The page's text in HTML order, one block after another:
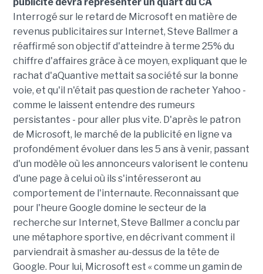
Interrogé sur le retard de Microsoft en matière de
revenus publicitaires sur Internet, Steve Ballmer a
réaffirmé son objectif d'atteindre à terme 25% du
chiffre d'affaires grâce à ce moyen, expliquant que le
rachat d'aQuantive mettait sa société sur la bonne
voie, et qu'il n'était pas question de racheter Yahoo -
comme le laissent entendre des rumeurs
persistantes - pour aller plus vite. D'après le patron
de Microsoft, le marché de la publicité en ligne va
profondément évoluer dans les 5 ans à venir, passant
d'un modèle où les annonceurs valorisent le contenu
d'une page à celui où ils s'intéresseront au
comportement de l'internaute. Reconnaissant que
pour l'heure Google domine le secteur de la
recherche sur Internet, Steve Ballmer a conclu par
une métaphore sportive, en décrivant comment il
parviendrait à smasher au-dessus de la tête de
Google. Pour lui, Microsoft est « comme un gamin de